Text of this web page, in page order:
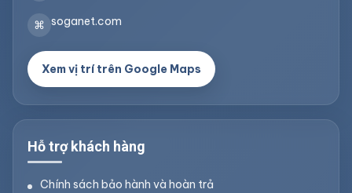
⌘ soganet.com
Xem vị trí trên Google Maps
Hỗ trợ khách hàng
Chính sách bảo hành và hoàn trả